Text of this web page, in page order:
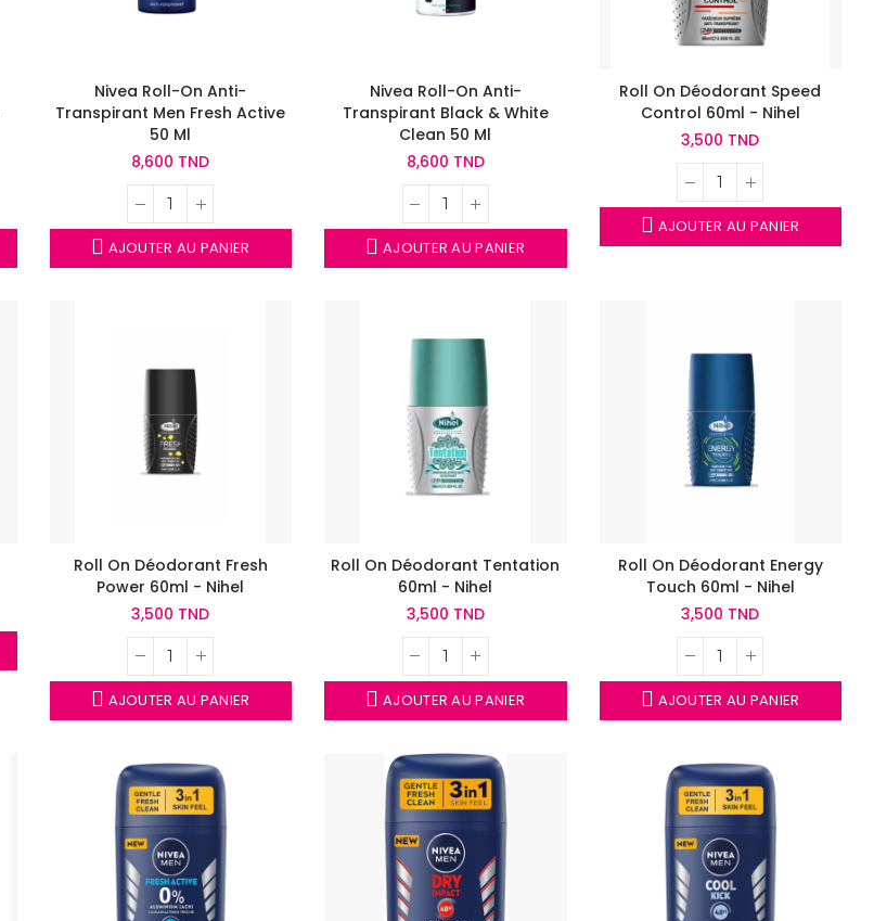
Nivea Roll-On Anti-
Transpirant Men Fresh Active
50 Ml
8,600 TND
AJOUTER AU PANIER
Nivea Roll-On Anti-
Transpirant Black & White
Clean 50 Ml
8,600 TND
AJOUTER AU PANIER
Roll On Déodorant Speed
Control 60ml - Nihel
3,500 TND
AJOUTER AU PANIER
Roll On Déodorant Fresh
Power 60ml - Nihel
3,500 TND
AJOUTER AU PANIER
Roll On Déodorant Tentation
60ml - Nihel
3,500 TND
AJOUTER AU PANIER
Roll On Déodorant Energy
Touch 60ml - Nihel
3,500 TND
AJOUTER AU PANIER